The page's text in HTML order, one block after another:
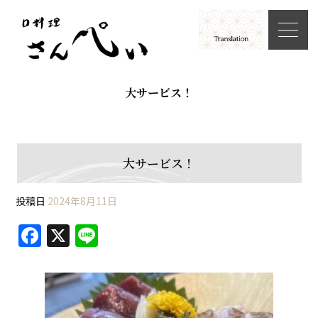
大サービス！
大サービス！
投稿日 2024年8月11日
F
a
c
e
X
e